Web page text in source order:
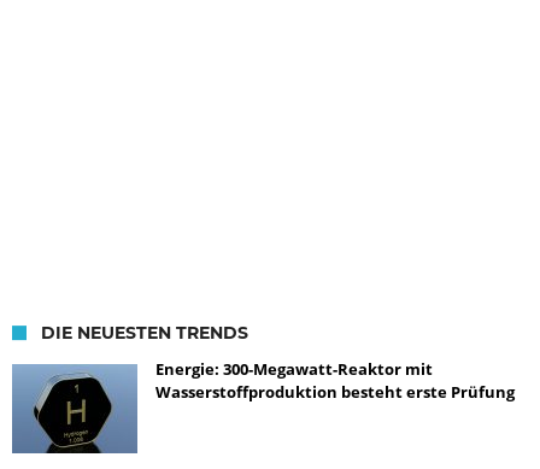
DIE NEUESTEN TRENDS
Energie: 300-Megawatt-Reaktor mit
Wasserstoffproduktion besteht erste Prüfung